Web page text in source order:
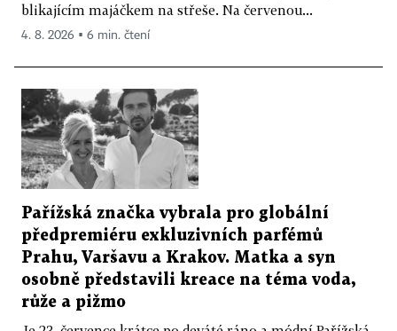
blikajícím majáčkem na střeše. Na červenou...
4. 8. 2026 ▪ 6 min. čtení
Pařížská značka vybrala pro globální
předpremiéru exkluzivních parfémů
Prahu, Varšavu a Krakov. Matka a syn
osobně představili kreace na téma voda,
růže a pižmo